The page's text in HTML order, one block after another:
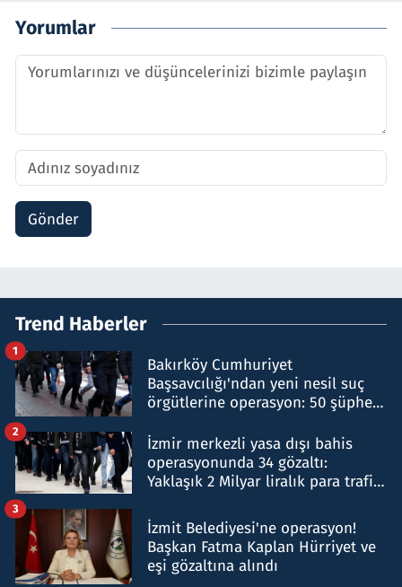
Yorumlar
Gönder
Trend Haberler
Bakırköy Cumhuriyet
Başsavcılığı'ndan yeni nesil suç
örgütlerine operasyon: 50 şüpheli
1
İzmir merkezli yasa dışı bahis
operasyonunda 34 gözaltı:
Yaklaşık 2 Milyar liralık para trafiği
2
İzmit Belediyesi'ne operasyon!
Başkan Fatma Kaplan Hürriyet ve
eşi gözaltına alındı
3